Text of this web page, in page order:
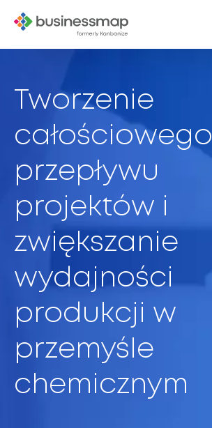
Tworzenie
całościowego
przepływu
projektów i
zwiększanie
wydajności
produkcji w
przemyśle
chemicznym